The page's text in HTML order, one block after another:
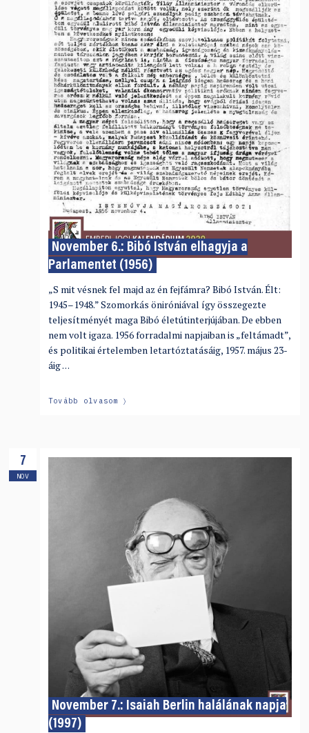
November 6.: Bibó István elhagyja a
Parlamentet (1956)
„S mit vésnek fel majd az én fejfámra? Bibó István. Élt:
1945–1948.” Szomorkás öniróniával így összegezte
teljesítményét maga Bibó életútinterjújában. De ebben
nem volt igaza. 1956 forradalmi napjaiban is „feltámadt”,
és politikai értelemben letartóztatásáig, 1957. május 23-
áig …
Tovább olvasom
7
NOV
November 7.: Isaiah Berlin halálának napja
(1997)